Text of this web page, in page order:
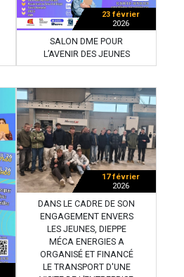
23 février
2026
SALON DME POUR
L’AVENIR DES JEUNES
17 février
2026
DANS LE CADRE DE SON
ENGAGEMENT ENVERS
LES JEUNES, DIEPPE
MÉCA ENERGIES A
ORGANISÉ ET FINANCÉ
LE TRANSPORT D'UNE